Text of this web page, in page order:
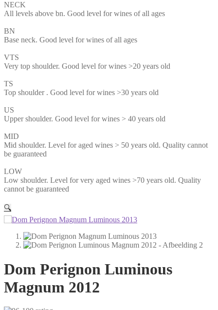
NECK
All levels above bn. Good level for wines of all ages
BN
Base neck. Good level for wines of all ages
VTS
Very top shoulder. Good level for wines >20 years old
TS
Top shoulder . Good level for wines >30 years old
US
Upper shoulder. Good level for wines > 40 years old
MID
Mid shoulder. Level for aged wines > 50 years old. Quality cannot
be guaranteed
LOW
Low shoulder. Level for very aged wines >70 years old. Quality
cannot be guaranteed
🔍
Dom Perignon Luminous
Magnum 2012